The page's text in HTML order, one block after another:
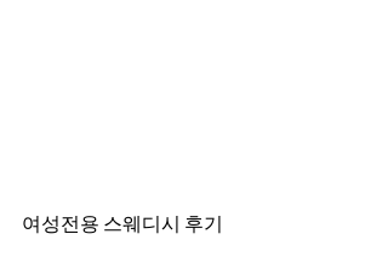
여성전용 스웨디시 후기